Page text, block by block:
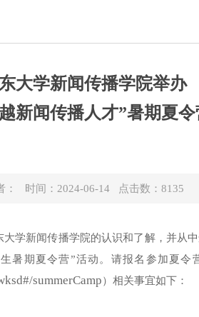
大学新闻传播学院举办
新闻传播人才”暑期夏
： 时间：2024-06-14 点击数：8135
学新闻传播学院的认识和了解，并从
暑期夏令营”活动。 请报名参加夏令
summerCamp） 相关事宜如下：